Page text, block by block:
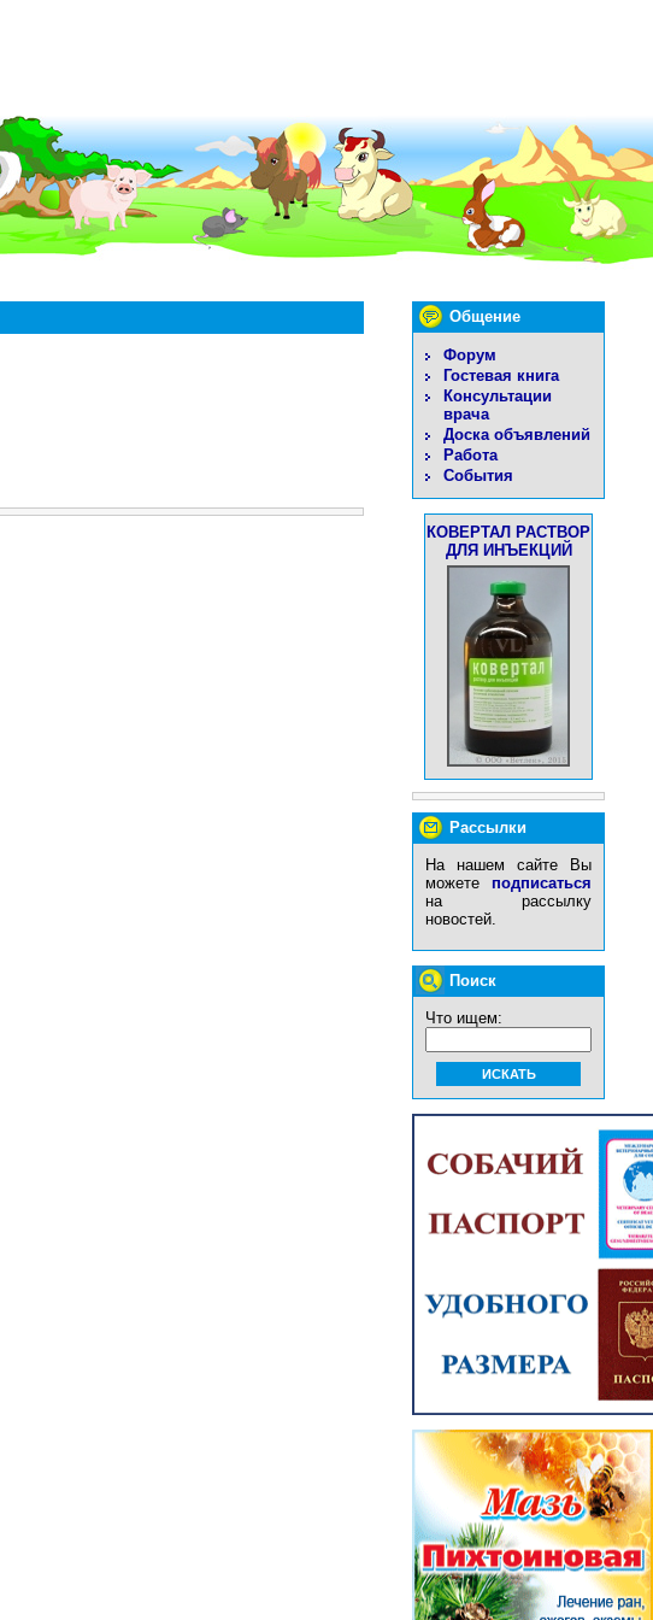
Общение
Форум
Гостевая книга
Консультации
врача
Доска объявлений
Работа
События
КОВЕРТАЛ РАСТВОР
ДЛЯ ИНЪЕКЦИЙ
Рассылки
На нашем сайте Вы
можете подписаться
на рассылку
новостей.
Поиск
Что ищем: